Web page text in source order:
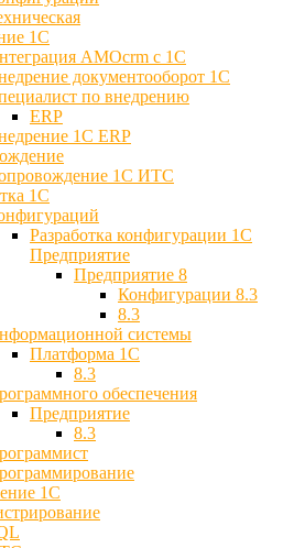
1С
AMOcrm с 1C
документооборот 1С
по внедрению
ERP
1С ERP
1С ИТС
1C
Разработка конфигурации 1С
Предприятие
Предприятие 8
Конфигурации 8.3
8.3
системы
Платформа 1С
8.3
обеспечения
Предприятие
8.3
1С